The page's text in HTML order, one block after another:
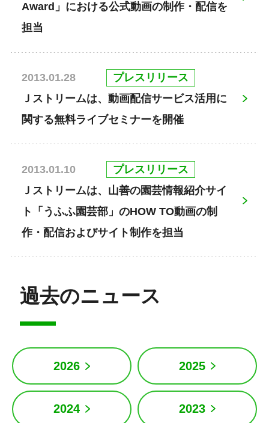
Award」における公式動画の制作・配信を
担当
2013.01.28
プレスリリース
Ｊストリームは、動画配信サービス活用に
関する無料ライブセミナーを開催
2013.01.10
プレスリリース
Ｊストリームは、山善の園芸情報紹介サイ
ト「うふふ園芸部」のHOW TO動画の制
作・配信およびサイト制作を担当
過去のニュース
2026 2025
2024 2023